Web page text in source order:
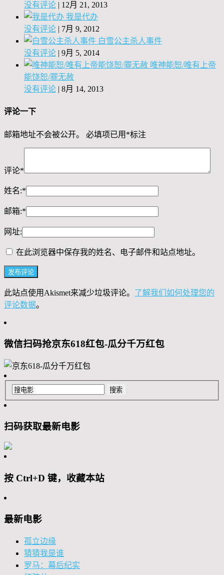
没有评论 | 12月 21, 2013
我是代办
没有评论 | 7月 9, 2012
白雪公主杀人事件
没有评论 | 9月 5, 2014
唯神能恕/唯有上帝
能饶恕/罪无赦
没有评论 | 8月 14, 2013
评论一下
邮箱地址不会被公开。 必填项已用 *标注
评论*
姓名:*
邮箱:*
网址:
在此浏览器中保存我的姓名、电子邮件和站点地址。
此站点使用Akismet来减少垃圾评论。 了解我们如何处理您的
评论数据。
微信扫码抢京东618红包-瓜分千万红包
扫码获取最新电影
按 Ctrl+D 键，收藏本站
最新电影
孤立边缘
猜猜我是谁
罗马：幕后纪实